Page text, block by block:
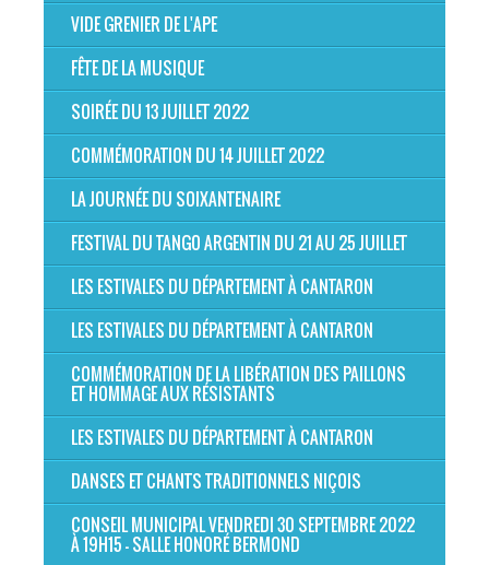
VIDE GRENIER DE L'APE
FÊTE DE LA MUSIQUE
SOIRÉE DU 13 JUILLET 2022
COMMÉMORATION DU 14 JUILLET 2022
LA JOURNÉE DU SOIXANTENAIRE
FESTIVAL DU TANGO ARGENTIN DU 21 AU 25 JUILLET
LES ESTIVALES DU DÉPARTEMENT À CANTARON
LES ESTIVALES DU DÉPARTEMENT À CANTARON
COMMÉMORATION DE LA LIBÉRATION DES PAILLONS
ET HOMMAGE AUX RÉSISTANTS
LES ESTIVALES DU DÉPARTEMENT À CANTARON
DANSES ET CHANTS TRADITIONNELS NIÇOIS
CONSEIL MUNICIPAL VENDREDI 30 SEPTEMBRE 2022
À 19H15 - SALLE HONORÉ BERMOND